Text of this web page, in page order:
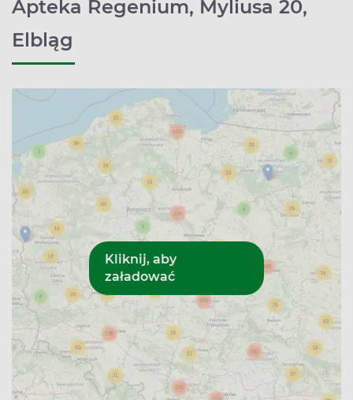
Apteka Regenium, Myliusa 20,
Elbląg